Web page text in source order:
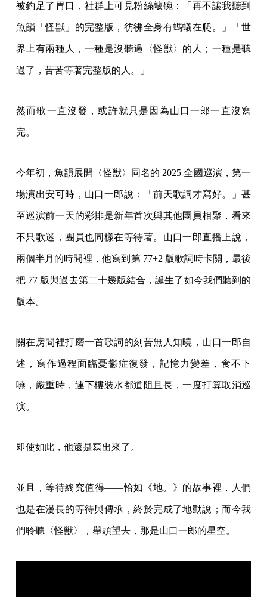
被釣足了胃口，社群上可見粉絲敲碗：「再不讓我聽到
魚韻「怪獣」的完整版，彷彿全身有螞蟻在爬。」「世
界上有兩種人，一種是沒聽過〈怪獣〉的人；一種是聽
過了，苦苦等著完整版的人。」
然而歌一直沒發，或許就只是因為山口一郎一直沒寫
完。
今年初，魚韻展開〈怪獣〉同名的 2025 全國巡演，第一
場演出安可時，山口一郎說：「前天歌詞才寫好。」甚
至巡演前一天的彩排是新年首次與其他團員相聚，看來
不只歌迷，團員也同樣在等待著。山口一郎直播上說，
兩個半月的時間裡，他寫到第 77+2 版歌詞時卡關，最後
把 77 版與過去第二十幾版結合，誕生了如今我們聽到的
版本。
關在房間裡打磨一首歌詞的刻苦無人知曉，山口一郎自
述，寫作過程面臨憂鬱症復發，記憶力變差，食不下
嚥，嚴重時，連下樓裝水都道阻且長，一度打算取消巡
演。
即使如此，他還是寫出來了。
並且，等待終究值得——恰如《地。》的故事裡，人們
也是在漫長的等待與傳承，終於完成了地動說；而今我
們聆聽〈怪獣〉，舉頭望去，那是山口一郎的星空。